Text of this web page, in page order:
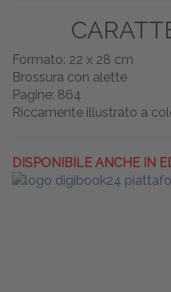
Formato: 22 x 28 cm
Brossura con alette
Pagine: 864
Riccamente illustrato a
DISPONIBILE ANCHE IN